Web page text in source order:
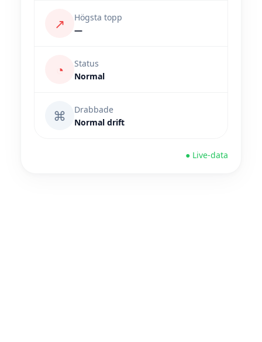
↗
Högsta topp
—
◔
Status
Normal
⌘
Drabbade
Normal drift
● Live-data